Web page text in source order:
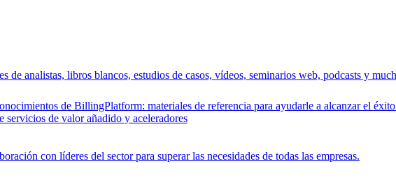
de analistas, libros blancos, estudios de casos, vídeos, seminarios web, podcasts y
de BillingPlatform: materiales de referencia para ayudarle a alcanzar el
servicios de valor añadido y aceleradores
con líderes del sector para superar las necesidades de todas las empresas.